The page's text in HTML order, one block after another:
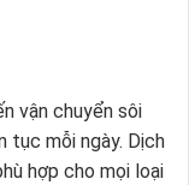
vận chuyển sôi
tục mỗi ngày. Dịch
hợp cho mọi loại